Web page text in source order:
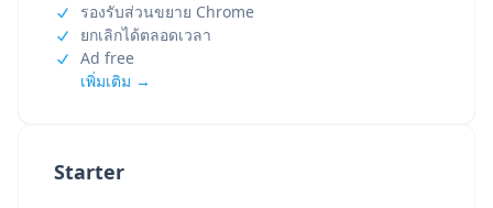
Starter
รองรับส่วนขยาย Chrome
ยกเลิกได้ตลอดเวลา
Ad free
เพิ่มเติม →